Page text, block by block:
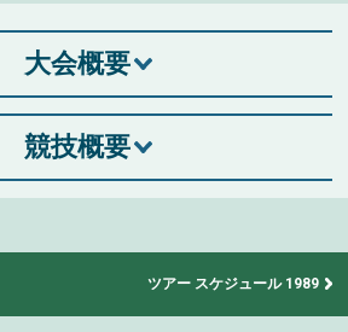
大会概要
競技概要
ツアー スケジュール 1989